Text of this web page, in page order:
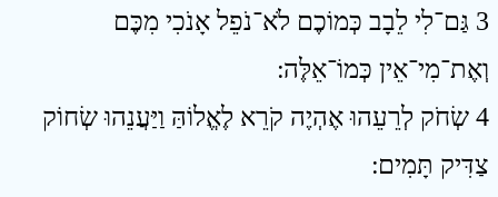
3 גַּם־לִי לֵבָב כְּמוֹכֶם לֹא־נֹפֵל אָנֹכִי מִכֶּם
וְאֶת־מִי־אֵין כְּמוֹ־אֵלֶּה ׃
4 שְׂחֹק לְרֵעֵהוּ אֶהְיֶה קֹרֵא לֶאֱלוֹהַּ וַיַּעֲנֵהוּ שְׂחוֹק
צַדִּיק תָּמִים ׃